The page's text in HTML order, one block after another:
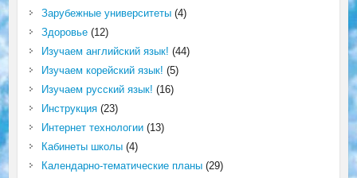
Зарубежные университеты(4)
Здоровье(12)
Изучаем английский язык! (44)
Изучаем корейский язык! (5)
Изучаем русский язык! (16)
Инструкция(23)
Интернет технологии(13)
Кабинеты школы(4)
Календарно-тематические планы(29)